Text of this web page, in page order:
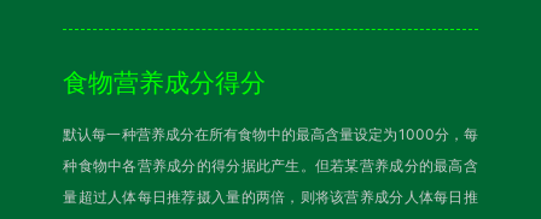
食物营养成分得分
默认每一种营养成分在所有食物中的最高含量设定为1000分，每
种食物中各营养成分的得分据此产生。但若某营养成分的最高含
量超过人体每日推荐摄入量的两倍，则将该营养成分人体每日推